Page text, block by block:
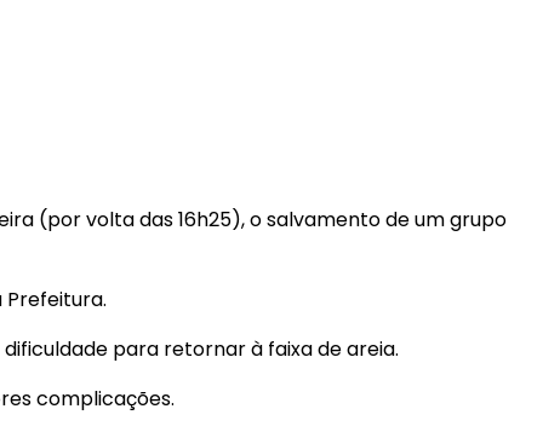
(por volta das 16h25), o salvamento de um grupo
para retornar à faixa de areia.
complicações.